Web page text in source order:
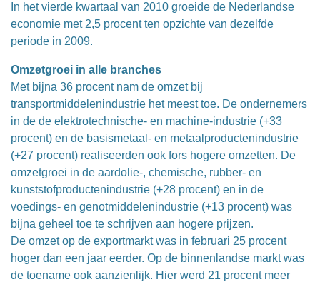
In het vierde kwartaal van 2010 groeide de Nederlandse
economie met 2,5 procent ten opzichte van dezelfde
periode in 2009.
Omzetgroei in alle branches
Met bijna 36 procent nam de omzet bij
transportmiddelenindustrie het meest toe. De ondernemers
in de de elektrotechnische- en machine-industrie (+33
procent) en de basismetaal- en metaalproductenindustrie
(+27 procent) realiseerden ook fors hogere omzetten. De
omzetgroei in de aardolie-, chemische, rubber- en
kunststofproductenindustrie (+28 procent) en in de
voedings- en genotmiddelenindustrie (+13 procent) was
bijna geheel toe te schrijven aan hogere prijzen.
De omzet op de exportmarkt was in februari 25 procent
hoger dan een jaar eerder. Op de binnenlandse markt was
de toename ook aanzienlijk. Hier werd 21 procent meer